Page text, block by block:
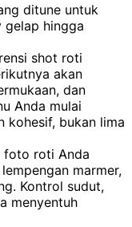
ditune untuk
hingga
shot roti
akan
dan
Anda mulai
kohesif, bukan lima
foto roti Anda
marmer,
Kontrol sudut,
menyentuh